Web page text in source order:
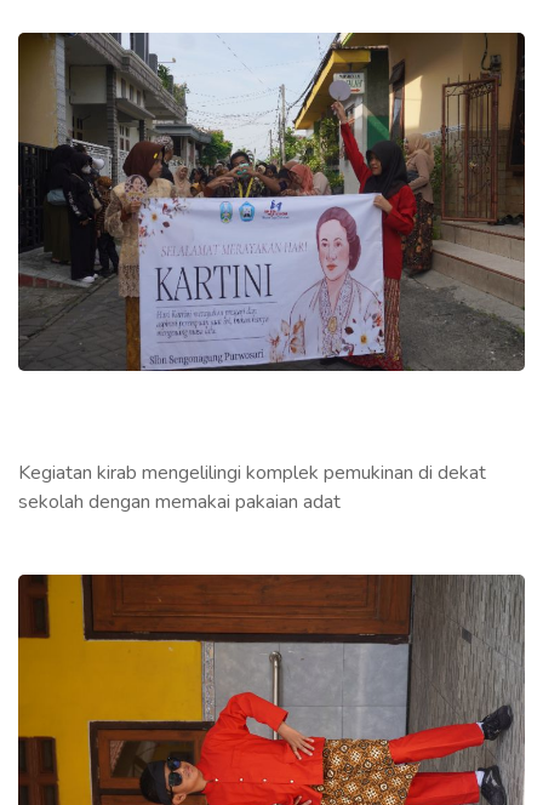
Kegiatan kirab mengelilingi komplek pemukinan di dekat
sekolah dengan memakai pakaian adat